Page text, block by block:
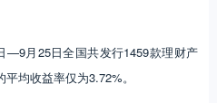
—9月25日全国共发行1459款理财产
均收益率仅为3.72%。